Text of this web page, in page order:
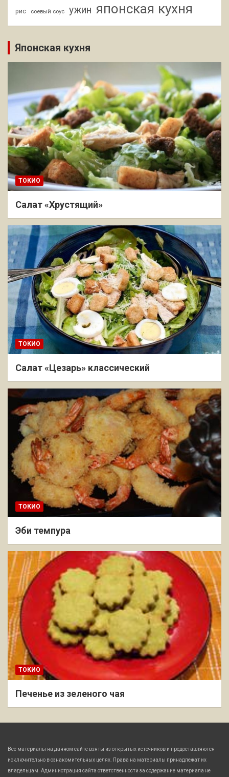
рис соевый соус ужин японская кухня
Японская кухня
ТОКИО
Салат «Хрустящий»
ТОКИО
Салат «Цезарь» классический
ТОКИО
Эби темпура
ТОКИО
Печенье из зеленого чая
Все материалы на данном сайте взяты из открытых источников и предоставляются
исключительно в ознакомительных целях. Права на материалы принадлежат их
владельцам. Администрация сайта ответственности за содержание материала не